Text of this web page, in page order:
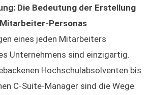
Die Bedeutung der Erstellung
Personas
eines jeden Mitarbeiters
Unternehmens sind einzigartig.
Hochschulabsolventen bis
C-Suite-Manager sind die Wege